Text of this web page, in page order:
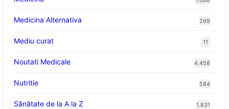
Medicina Alternativa 269
Mediu curat 11
Noutati Medicale 4.458
Nutritie 584
Sănătate de la A la Z 1.831